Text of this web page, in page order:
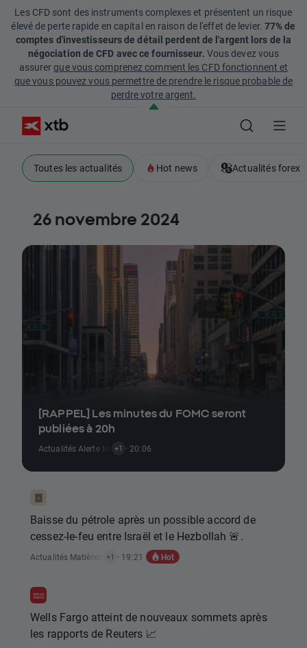
Les CFD sont des instruments complexes et présentent un risque
élevé de perte rapide en capital en raison de l'effet de levier. 77% de
comptes d'investisseurs de détail perdent de l'argent lors de la
négociation de CFD avec ce fournisseur. Vous devez vous
assurerque vous comprenez comment les CFD fonctionnent et
que vous pouvez vous permettre de prendre le risque probable de
perdre votre argent.
Toutes les actualités Hot news Actualités forex
26 novembre 2024
[RAPPEL] Les minutes du FOMC seront
publiées à 20h
Actualités Alerte Marché
+1 · 20:06
Baisse du pétrole après un possible accord de
cessez-le-feu entre Israël et le Hezbollah 🚨.
Actualités Matières Premières
+1 · 19:21 Hot
Wells Fargo atteint de nouveaux sommets après
les rapports de Reuters 📈